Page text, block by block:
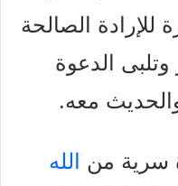
الصالحة
الدعوة
معه.
سرية من
الله